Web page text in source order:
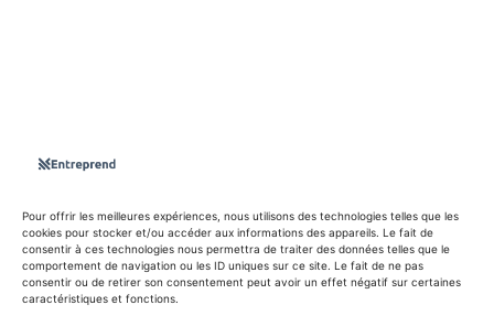
Pour offrir les meilleures expériences, nous utilisons des technologies telles que les
cookies pour stocker et/ou accéder aux informations des appareils. Le fait de
consentir à ces technologies nous permettra de traiter des données telles que le
comportement de navigation ou les ID uniques sur ce site. Le fait de ne pas
consentir ou de retirer son consentement peut avoir un effet négatif sur certaines
caractéristiques et fonctions.
info@entreprend.net